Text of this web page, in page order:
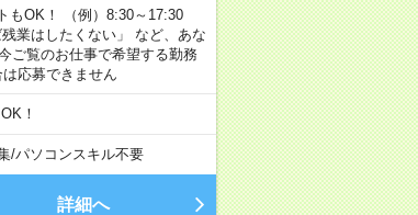
もOK！ （例）8:30～17:30
はしたくない」 など、あな
ご覧のお仕事で希望する勤務
応募できません
！
/パソコンスキル不要
詳細へ